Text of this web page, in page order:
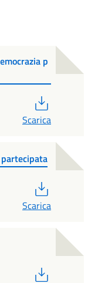
p
Scarica
Scarica